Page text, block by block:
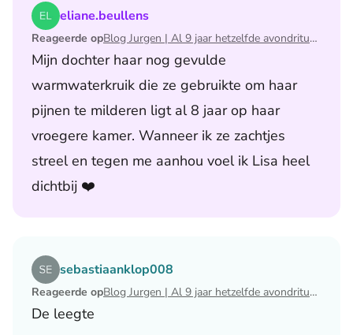
eliane.beullens
Reageerde op Blog Jurgen | Al 9 jaar hetzelfde avondritueel
Mijn dochter haar nog gevulde
warmwaterkruik die ze gebruikte om haar
pijnen te milderen ligt al 8 jaar op haar
vroegere kamer. Wanneer ik ze zachtjes
streel en tegen me aanhou voel ik Lisa heel
dichtbij ❤️
Lees het artikel Blog Jurgen | Al 9 jaar hetzelfde
sebastiaanklop008
Reageerde op Blog Jurgen | Al 9 jaar hetzelfde avondritueel
De leegte
Lees het artikel Blog Jurgen | Al 9 jaar hetzelfde